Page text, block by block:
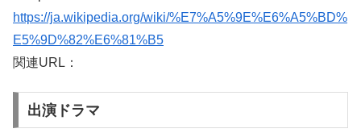
https://ja.wikipedia.org/wiki/%E7%A5%9E%E6%A5%BD%
E5%9D%82%E6%81%B5
関連URL：
出演ドラマ